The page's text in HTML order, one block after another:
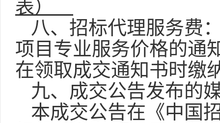
表）
八、招标代理服务费
项目专业服务价格的通
在领取成交通知书时缴
九、成交公告发布的
本成交公告在《中国